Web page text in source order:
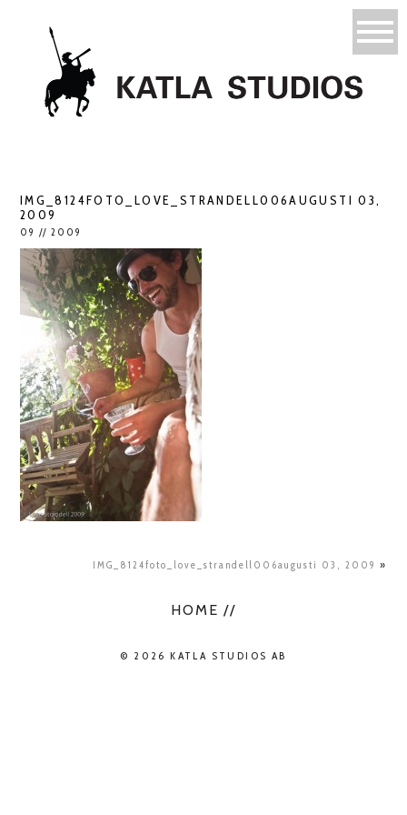
IMG_8124FOTO_LOVE_STRANDELL006AUGUSTI 03,
2009
09 // 2009
IMG_8124foto_love_strandell006augusti 03, 2009 »
HOME //
© 2026 KATLA STUDIOS AB